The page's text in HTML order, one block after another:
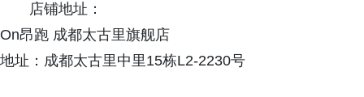
店铺地址：
On昂跑 成都太古里旗舰店
地址：成都太古里中里15栋L2-2230号